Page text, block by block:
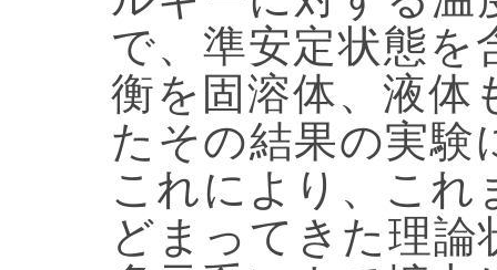
で、準安定状態を
衡を固溶体、液体
たその結果の実験
これにより、これ
どまってきた理論